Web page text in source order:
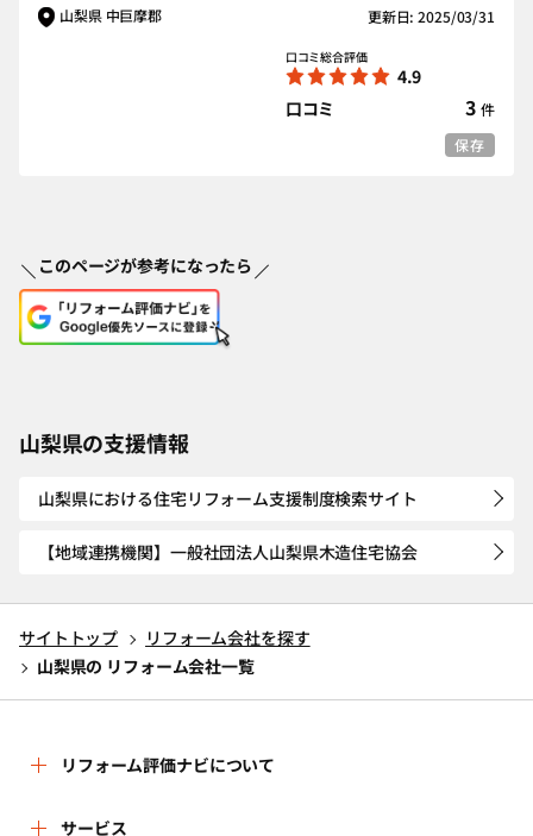
山梨県 中巨摩郡 更新日: 2025/03/31
口コミ総合評価
4.9
口コミ
3 件
保存
このページが参考になったら
山梨県の支援情報
山梨県における住宅リフォーム支援制度検索サイト
【地域連携機関】一般社団法人山梨県木造住宅協会
サイトトップ
リフォーム会社を探す
山梨県の リフォーム会社一覧
リフォーム評価ナビについて
リフォーム評価ナビとは
サービス